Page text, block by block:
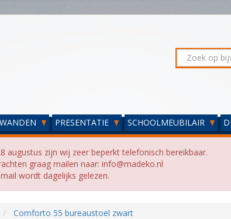
PRESENTATIE SCHOOLMEUBILAIR
augustus zijn wij zeer beperkt telefonisch bereikbaar.
graag mailen naar: info@madeko.nl
wordt dagelijks gelezen.
Comforto 55 bureaustoel zwart